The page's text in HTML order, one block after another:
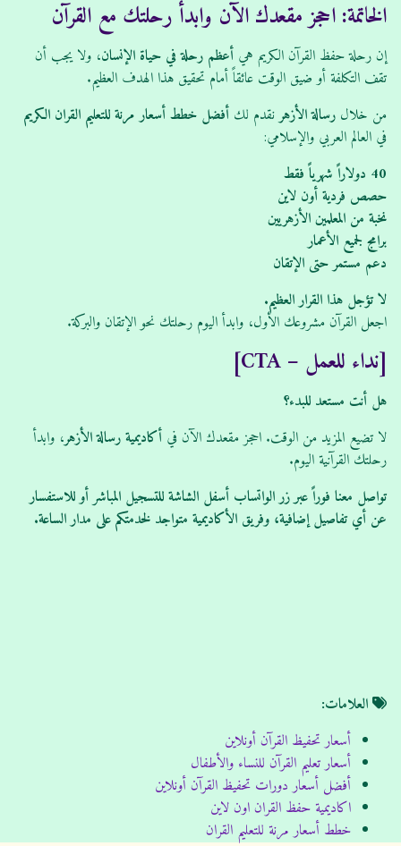
الخاتمة: احجز مقعدك الآن وابدأ رحلتك مع القرآن
إن رحلة حفظ القرآن الكريم هي أعظم رحلة في حياة الإنسان، ولا يجب أن
تقف التكلفة أو ضيق الوقت عائقاً أمام تحقيق هذا الهدف العظيم.
من خلال رسالة الأزهرنقدم لك أفضل خطط أسعار مرنة للتعليم القران الكريم
في العالم العربي والإسلامي:
40 دولاراً شهرياً فقط
حصص فردية أون لاين
نخبة من المعلمين الأزهريين
برامج لجميع الأعمار
دعم مستمر حتى الإتقان
لا تؤجل هذا القرار العظيم.
اجعل القرآن مشروعك الأول، وابدأ اليوم رحلتك نحو الإتقان والبركة.
[نداء للعمل – CTA]
هل أنت مستعد للبدء؟
لا تضيع المزيد من الوقت. احجز مقعدك الآن في أكاديمية رسالة الأزهر، وابدأ
رحلتك القرآنية اليوم.
تواصل معنا فوراً عبر زر الواتساب أسفل الشاشة للتسجيل المباشر أو للاستفسار
عن أي تفاصيل إضافية، وفريق الأكاديمية متواجد لخدمتكم على مدار الساعة.
العلامات:
أسعار تحفيظ القرآن أونلاين
أسعار تعليم القرآن للنساء والأطفال
أفضل أسعار دورات تحفيظ القرآن أونلاين
اكاديمية حفظ القران اون لاين
خطط أسعار مرنة للتعليم القران